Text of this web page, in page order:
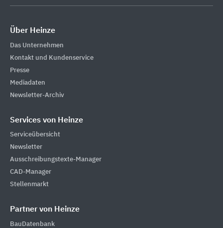
Über Heinze
Das Unternehmen
Kontakt und Kundenservice
Presse
Mediadaten
Newsletter-Archiv
Services von Heinze
Serviceübersicht
Newsletter
Ausschreibungstexte-Manager
CAD-Manager
Stellenmarkt
Partner von Heinze
BauDatenbank